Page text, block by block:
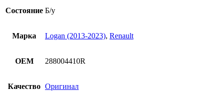
Состояние Б/у
Марка Logan (2013-2023), Renault
OEM 288004410R
Качество Оригинал